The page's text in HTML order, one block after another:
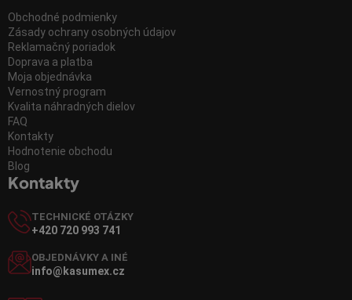
Obchodné podmienky
Zásady ochrany osobných údajov
Reklamačný poriadok
Doprava a platba
Moja objednávka
Vernostný program
Kvalita náhradných dielov
FAQ
Kontakty
Hodnotenie obchodu
Blog
Kontakty
TECHNICKÉ OTÁZKY
+420 720 993 741
OBJEDNÁVKY A INÉ
info@kasumex.cz